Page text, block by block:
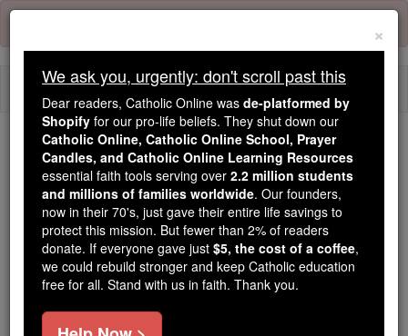
Skip
content
We ask you, urgently: don't scroll past this
Dear readers, Catholic Online
wasde-platformed by Shopify
for our pro-life beliefs. They
shut down ourCatholic
Online, Catholic Online School, Prayer Candles, and
tools serving over
×
We ask you, urgently: don't scroll past this
Dear readers, Catholic Online was de-platformed by
Shopify for our pro-life beliefs. They shut down our
Catholic Online, Catholic Online School, Prayer
Candles, and Catholic Online Learning Resources
essential faith tools serving over 2.2 million students
and millions of families worldwide. Our founders,
now in their 70's, just gave their entire life savings to
protect this mission. But fewer than 2% of readers
donate. If everyone gave just $5, the cost of a coffee,
we could rebuild stronger and keep Catholic education
free for all. Stand with us in faith. Thank you.